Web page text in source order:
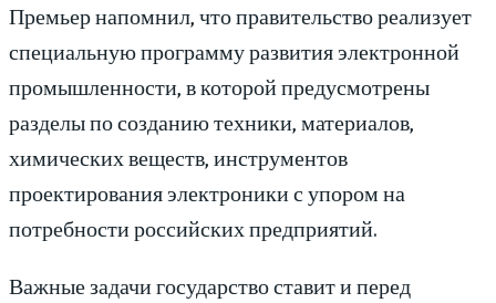
Премьер напомнил, что правительство реализует
специальную программу развития электронной
промышленности, в которой предусмотрены
разделы по созданию техники, материалов,
химических веществ, инструментов
проектирования электроники с упором на
потребности российских предприятий.
Важные задачи государство ставит и перед